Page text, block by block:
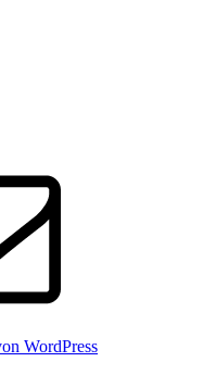
WordPress